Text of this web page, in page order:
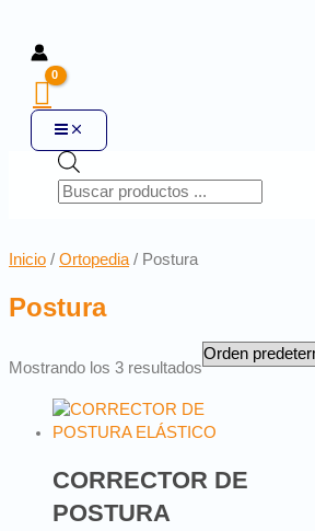
Inicio / Ortopedia/ Postura
Postura
Mostrando los 3 resultados
CORRECTOR DE
POSTURA